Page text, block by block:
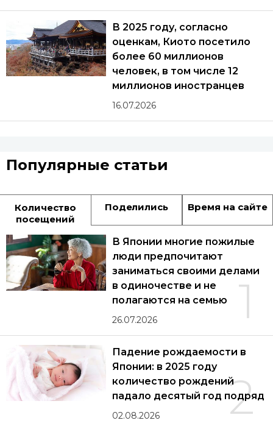
В 2025 году, согласно
оценкам, Киото посетило
более 60 миллионов
человек, в том числе 12
миллионов иностранцев
16.07.2026
Популярные статьи
Количество
посещений
Поделились Время на сайте
1
В Японии многие пожилые
люди предпочитают
заниматься своими делами
в одиночестве и не
полагаются на семью
26.07.2026
2
Падение рождаемости в
Японии: в 2025 году
количество рождений
падало десятый год подряд
02.08.2026